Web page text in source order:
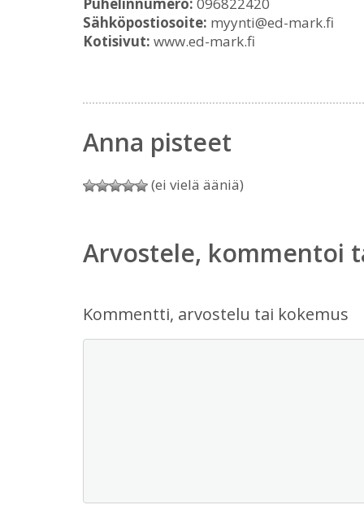
Sähköpostiosoite: myynti@ed-mark.fi
Kotisivut: www.ed-mark.fi
Anna pisteet
(ei vielä ääniä)
Arvostele, kommentoi
Kommentti, arvostelu tai kokemus